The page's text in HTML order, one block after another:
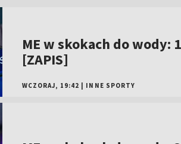
ME w skokach do wody:
[ZAPIS]
WCZORAJ, 19:42 INNE SPORTY